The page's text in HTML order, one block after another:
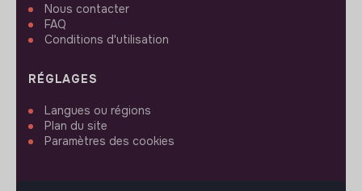
Nous contacter
FAQ
Conditions d'utilisation
RÉGLAGES
Langues ou régions
Plan du site
Paramètres des cookies